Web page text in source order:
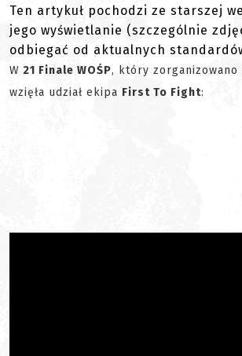
Ten artykuł pochodzi ze starszej
jego wyświetlanie (szczególnie
odbiegać od aktualnych
W 21 Finale WOŚP, który zorganizowano
wzięła udział ekipa First To Fight: